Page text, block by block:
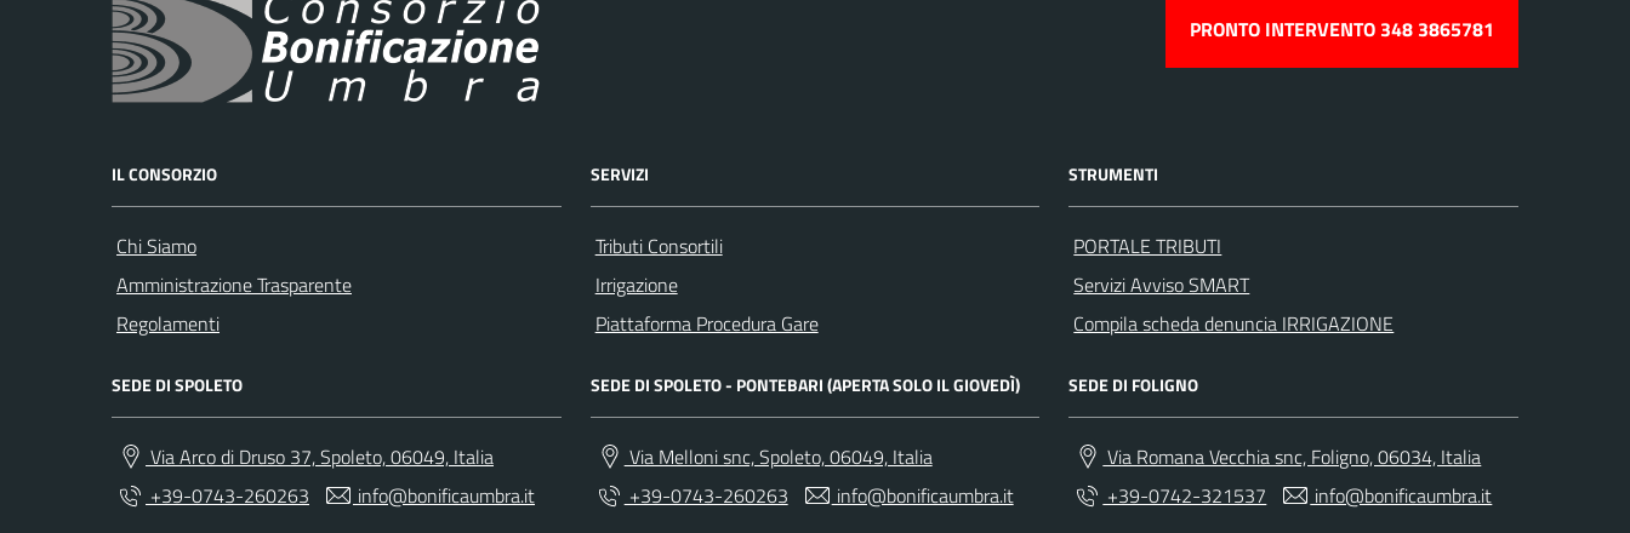
PRONTO INTERVENTO 348 3865781
IL CONSORZIO
Chi Siamo
Amministrazione Trasparente
Regolamenti
SEDE DI SPOLETO
Via Arco di Druso 37, Spoleto, 06049, Italia
+39-0743-260263
info@bonificaumbra.it
SERVIZI
Tributi Consortili
Irrigazione
Piattaforma Procedura Gare
SEDE DI SPOLETO - PONTEBARI (APERTA SOLO IL GIOVEDÌ)
Via Melloni snc, Spoleto, 06049, Italia
+39-0743-260263
info@bonificaumbra.it
STRUMENTI
PORTALE TRIBUTI
Servizi Avviso SMART
Compila scheda denuncia IRRIGAZIONE
SEDE DI FOLIGNO
Via Romana Vecchia snc, Foligno, 06034, Italia
+39-0742-321537
info@bonificaumbra.it